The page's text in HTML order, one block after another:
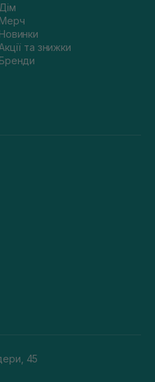
Дім
Мерч
Новинки
та знижки
Бренди
45